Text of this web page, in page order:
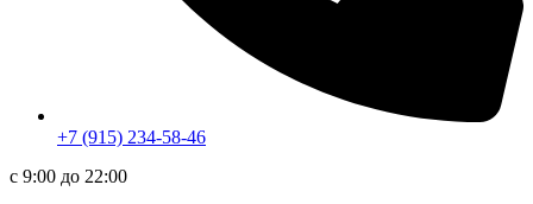
+7 (915) 234-58-46
c 9:00 до 22:00